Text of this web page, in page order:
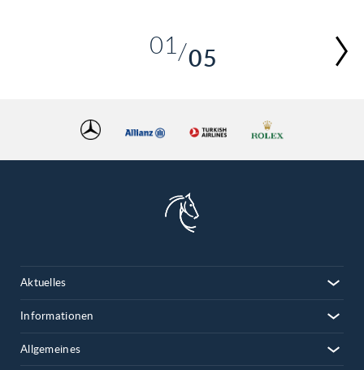
01
05
05
Aktuelles
Informationen
Allgemeines